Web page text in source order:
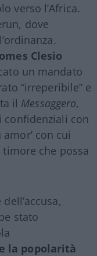
verso l’Africa.
dove
Clesio
un mandato
“irreperibile” e
il Messaggero,
confidenziali con
con cui
che possa
stato
la popolarità